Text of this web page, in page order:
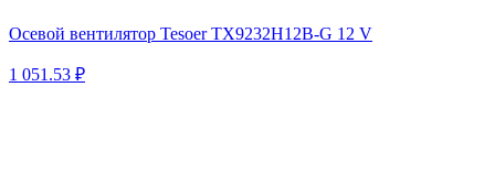
Осевой вентилятор Tesoer TX9232H12B-G 12 V
1 051.53 ₽